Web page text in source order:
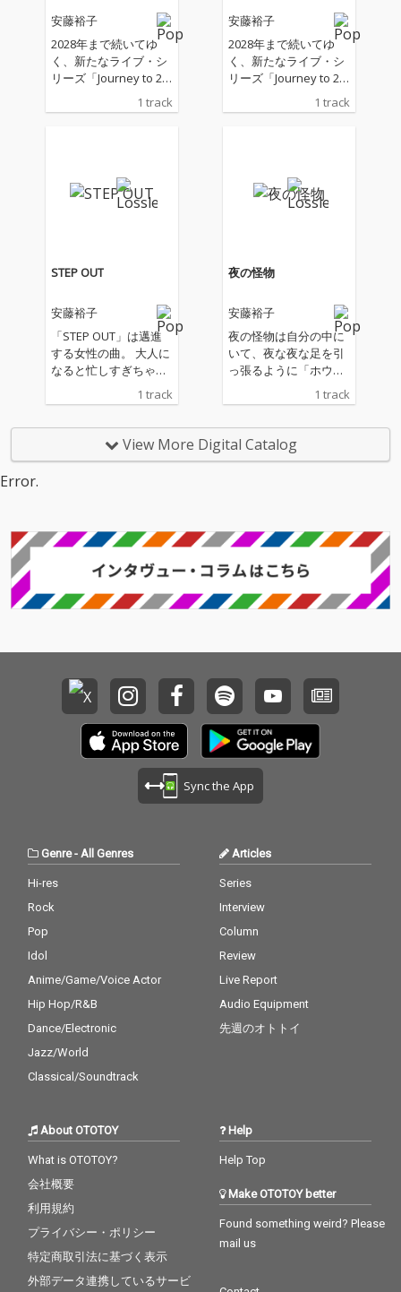
安藤裕子
2028年まで続いてゆ
く、新たなライブ・シ
リーズ「Journey to 20
28“Happy Go Lucky”」
の第一回が7月12日、1
直前にリリースされる
新曲は、「ミュージカ
軸な楽曲「YOUR SON
G」。 Shigekuni、皆
加。レコーディング・
ミックスは、中村 督。
カヴァーアートは、安
藤裕子自身が手がけて
1 track
安藤裕子
2028年まで続いてゆ
く、新たなライブ・シ
リーズ「Journey to 20
28“Happy Go Lucky”」
の第一回が7月12日、1
直前にリリースされる
新曲は、「ミュージカ
軸な楽曲「YOUR SON
G」。 Shigekuni、皆
加。レコーディング・
ミックスは、中村 督。
カヴァーアートは、安
藤裕子自身が手がけて
1 track
STEP OUT
安藤裕子
「STEP OUT」は邁進
する女性の曲。 大人に
なると忙しすぎちゃっ
とか恋とかそういうの
もあるのだけれど、で
もなんかもっと前に進
1 track
夜の怪物
安藤裕子
夜の怪物は自分の中に
いて、夜な夜な足を引
っ張るように「ホウホ
ウ」と呼ぶんです。真
っ暗な森の中に置き去
界から取り残されてし
まったかのような。そ
1 track
View More Digital Catalog
Error.
Sync the App
Genre- All Genres
Hi-res
Rock
Pop
Idol
Anime/Game/Voice Actor
Hip Hop/R&B
Dance/Electronic
Jazz/World
Classical/Soundtrack
Articles
Series
Interview
Column
Review
Live Report
Audio Equipment
先週のオトトイ
About OTOTOY
What is OTOTOY?
会社概要
利用規約
プライバシー・ポリシー
特定商取引法に基づく表示
外部データ連携しているサービ
Help
Help Top
Make OTOTOY better
Found something weird? Please
mail us